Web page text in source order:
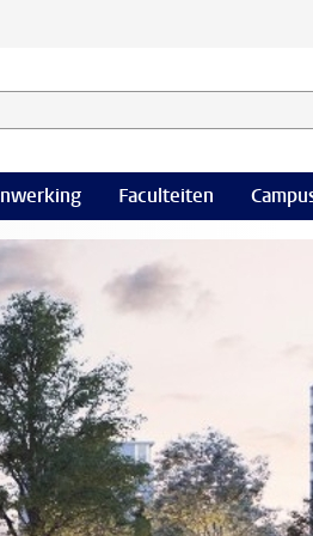
selecteer categorie
Faculteiten